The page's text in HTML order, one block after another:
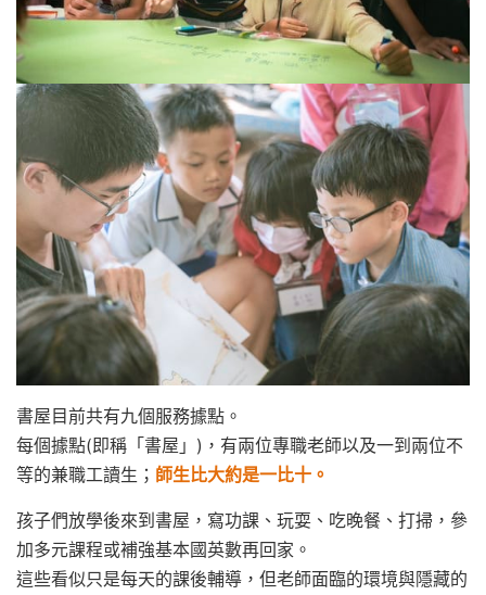
書屋目前共有九個服務據點。
每個據點(即稱「書屋」)，有兩位專職老師以及一到兩位不
等的兼職工讀生； 師生比大約是一比十。
孩子們放學後來到書屋，寫功課、玩耍、吃晚餐、打掃，參
加多元課程或補強基本國英數再回家。
這些看似只是每天的課後輔導，但老師面臨的環境與隱藏的